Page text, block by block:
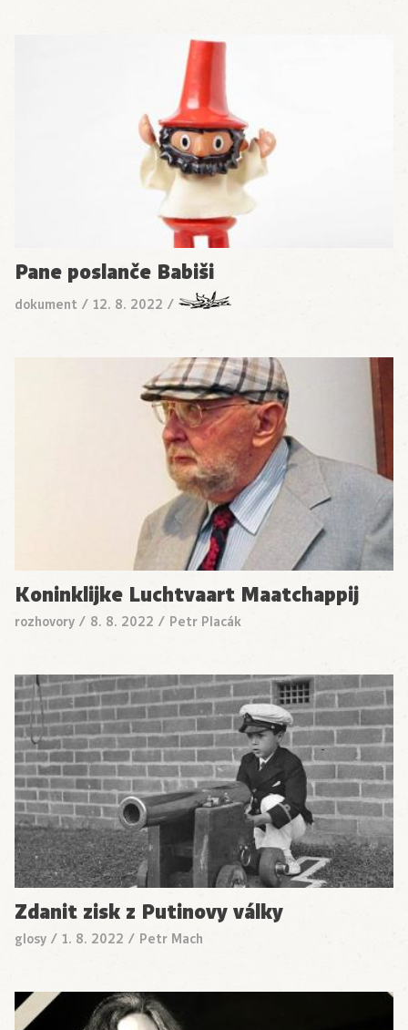
Pane poslanče Babiši
dokument / 12. 8. 2022 /
Koninklijke Luchtvaart Maatchappij
rozhovory / 8. 8. 2022 / Petr Placák
Zdanit zisk z Putinovy války
glosy / 1. 8. 2022 / Petr Mach